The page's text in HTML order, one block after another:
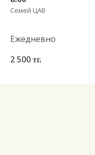
Семей ЦАВ
Ежедневно
2 500 тг.